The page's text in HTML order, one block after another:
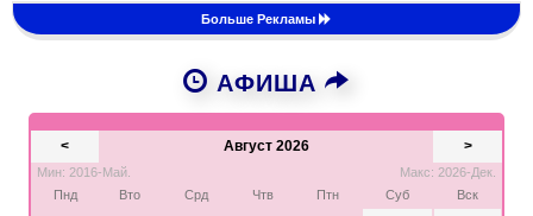
Больше Рекламы
АФИША
< Август 2026 >
Мин: 2016-Май.
Макс: 2026-Дек.
Пнд
Вто Срд Чтв Птн Суб Вск